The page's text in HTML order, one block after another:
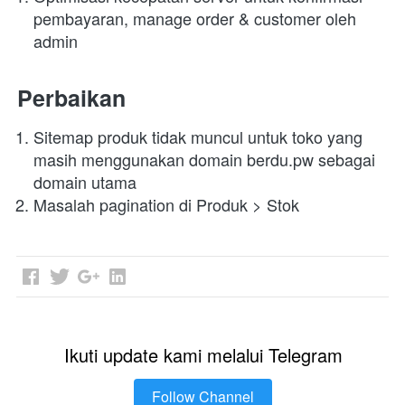
pembayaran, manage order & customer oleh
admin
Perbaikan
Sitemap produk tidak muncul untuk toko yang
masih menggunakan domain berdu.pw sebagai
domain utama
Masalah pagination di Produk > Stok
Ikuti update kami melalui Telegram
`Follow Channel